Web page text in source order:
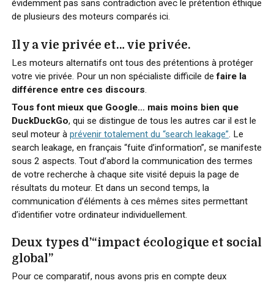
évidemment pas sans contradiction avec le prétention éthique
de plusieurs des moteurs comparés ici.
Il y a vie privée et… vie privée.
Les moteurs alternatifs ont tous des prétentions à protéger
votre vie privée. Pour un non spécialiste difficile defaire la
différence entre ces discours.
Tous font mieux que Google… mais moins bien que
DuckDuckGo, qui se distingue de tous les autres car il est le
seul moteur à prévenir totalement du “search leakage”. Le
search leakage, en français “fuite d’information”, se manifeste
sous 2 aspects. Tout d’abord la communication des termes
de votre recherche à chaque site visité depuis la page de
résultats du moteur. Et dans un second temps, la
communication d’éléments à ces mêmes sites permettant
d’identifier votre ordinateur individuellement.
Deux types d’“impact écologique et social
global”
Pour ce comparatif, nous avons pris en compte deux